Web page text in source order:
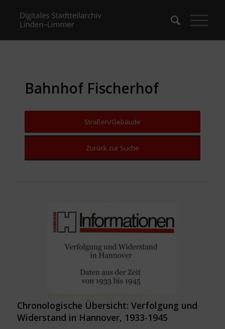
Bahnhof Fischerhof
Straßen/Gebäude
Zurück zur Suche
Chronologische Übersicht: Verfolgung und
Widerstand in Hannover, 1933-1945